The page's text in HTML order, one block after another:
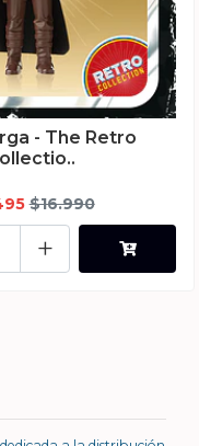
- The Retro
$16.990
+